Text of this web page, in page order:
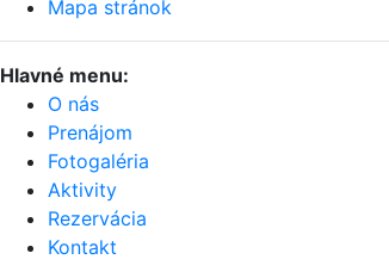
Mapa stránok
Hlavné menu:
O nás
Prenájom
Fotogaléria
Aktivity
Rezervácia
Kontakt